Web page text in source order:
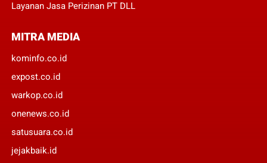
Layanan Jasa Perizinan PT DLL
MITRA MEDIA
kominfo.co.id
expost.co.id
warkop.co.id
onenews.co.id
satusuara.co.id
jejakbaik.id